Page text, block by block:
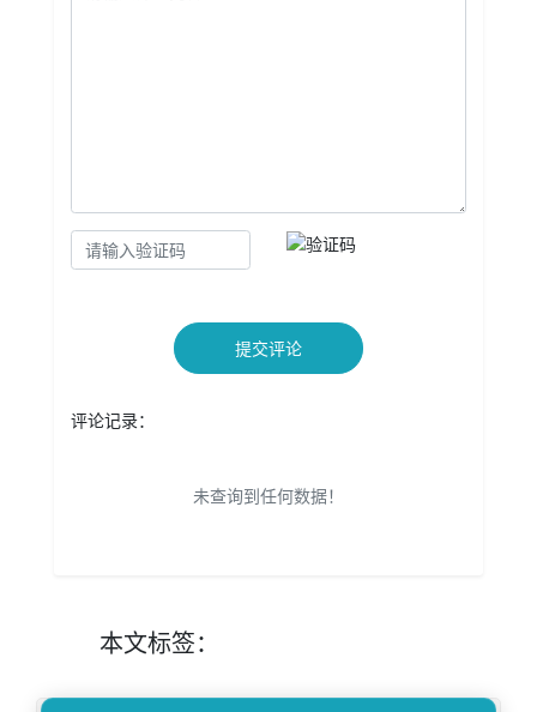
提交评论
评论记录：
未查询到任何数据！
本文标签：